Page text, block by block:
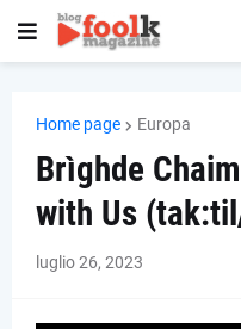
Home page Europa
Brìghde
with Us
luglio 26, 2023